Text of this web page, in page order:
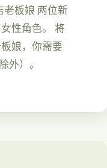
板娘 两位新
性角色。 将
娘，你需要
外）。